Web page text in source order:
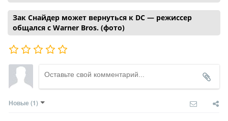
Зак Снайдер может вернуться к DC — режиссер
общался с Warner Bros. (фото)
Новые (1)